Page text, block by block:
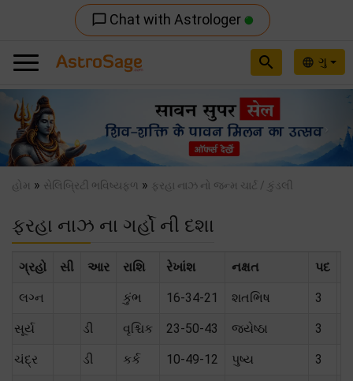
chat_bubble_outline Chat with Astrologer
language ગુ
search
Previous
હોમ » સેલિબ્રિટી ભવિષ્યફળ » ફરહા નાઝ નો જન્મ ચાર્ટ / કુંડલી
ફરહા નાઝ ના ગર્હો ની દશા
ગ્રહો સી આર રાશિ રેખાંશ નક્ષત પદ
લગ્ન કુંભ 16-34-21 શતભિષ 3
સૂર્ય ડી વૃશ્ચિક 23-50-43 જ્યેષ્ઠા 3
ચંદ્ર ડી કર્ક 10-49-12 પુષ્ય 3